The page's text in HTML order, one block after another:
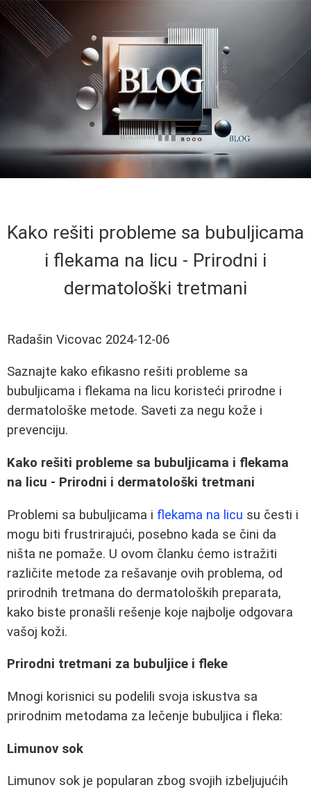
Kako rešiti probleme sa bubuljicama
i flekama na licu - Prirodni i
dermatološki tretmani
Radašin Vicovac 2024-12-06
Saznajte kako efikasno rešiti probleme sa
bubuljicama i flekama na licu koristeći prirodne i
dermatološke metode. Saveti za negu kože i
prevenciju.
Kako rešiti probleme sa bubuljicama i flekama
na licu - Prirodni i dermatološki tretmani
Problemi sa bubuljicama i flekama na licu su česti i
mogu biti frustrirajući, posebno kada se čini da
ništa ne pomaže. U ovom članku ćemo istražiti
različite metode za rešavanje ovih problema, od
prirodnih tretmana do dermatoloških preparata,
kako biste pronašli rešenje koje najbolje odgovara
vašoj koži.
Prirodni tretmani za bubuljice i fleke
Mnogi korisnici su podelili svoja iskustva sa
prirodnim metodama za lečenje bubuljica i fleka:
Limunov sok
Limunov sok je popularan zbog svojih izbeljujućih